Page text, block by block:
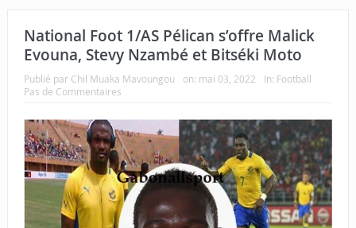
National Foot 1/AS Pélican s’offre Malick
Evouna, Stevy Nzambé et Bitséki Moto
Publié par Chil Muaka Mavoungou on: mai 03, 2022 In: Football
Pas de Commentaires